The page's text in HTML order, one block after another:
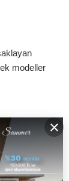
modeller
dışı
×